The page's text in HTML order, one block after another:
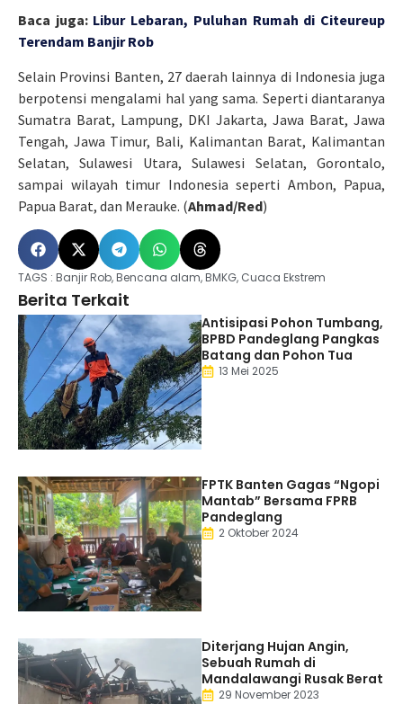
Baca juga: Libur Lebaran, Puluhan Rumah di Citeureup
Terendam Banjir Rob
Selain Provinsi Banten, 27 daerah lainnya di Indonesia juga
berpotensi mengalami hal yang sama. Seperti diantaranya
Sumatra Barat, Lampung, DKI Jakarta, Jawa Barat, Jawa
Tengah, Jawa Timur, Bali, Kalimantan Barat, Kalimantan
Selatan, Sulawesi Utara, Sulawesi Selatan, Gorontalo,
sampai wilayah timur Indonesia seperti Ambon, Papua,
Papua Barat, dan Merauke. (Ahmad/Red)
TAGS : Banjir Rob,Bencana alam,BMKG, Cuaca Ekstrem
Berita Terkait
Antisipasi Pohon Tumbang,
BPBD Pandeglang Pangkas
Batang dan Pohon Tua
13 Mei 2025
FPTK Banten Gagas “Ngopi
Mantab” Bersama FPRB
Pandeglang
2 Oktober 2024
Diterjang Hujan Angin,
Sebuah Rumah di
Mandalawangi Rusak Berat
29 November 2023